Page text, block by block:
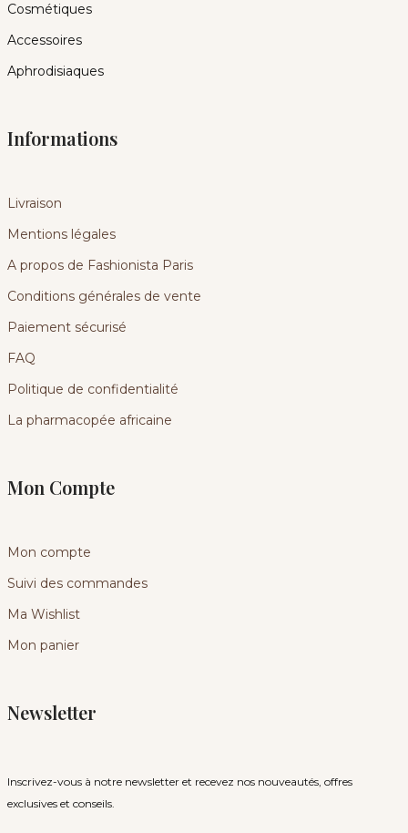
Cosmétiques
Accessoires
Aphrodisiaques
Informations
Livraison
Mentions légales
A propos de Fashionista Paris
Conditions générales de vente
Paiement sécurisé
FAQ
Politique de confidentialité
La pharmacopée africaine
Mon Compte
Mon compte
Suivi des commandes
Ma Wishlist
Mon panier
Newsletter
Inscrivez-vous à notre newsletter et recevez nos nouveautés, offres
exclusives et conseils.